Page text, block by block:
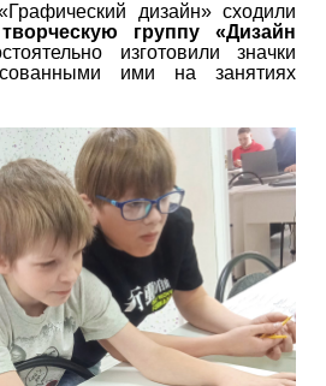
дизайн» сходили
группу «Дизайн
изготовили значки
ими на занятиях